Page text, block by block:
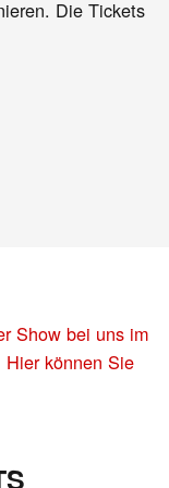
Die Tickets
Show bei uns im
können Sie